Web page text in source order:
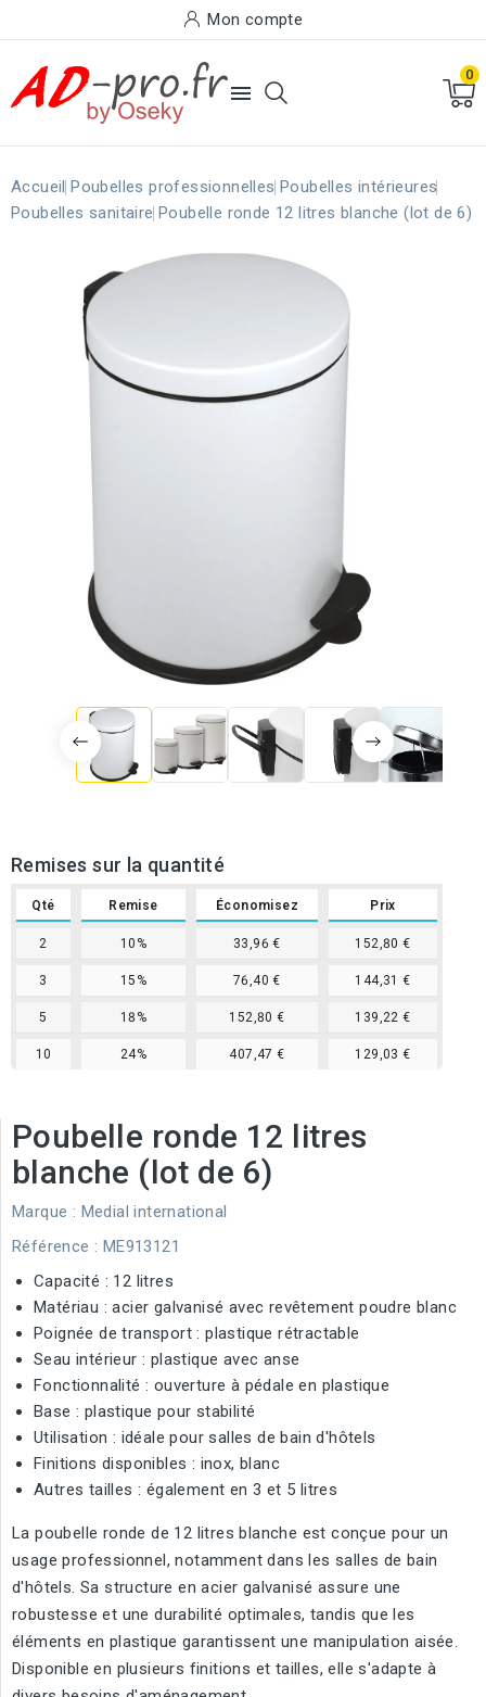
Mon compte

0
Accueil Poubelles professionnelles Poubelles intérieures
Poubelles sanitaire Poubelle ronde 12 litres blanche (lot de 6)
Remises sur la quantité
Qté Remise Économisez Prix
2 10% 33,96 € 152,80 €
3 15% 76,40 € 144,31 €
5 18% 152,80 € 139,22 €
10 24% 407,47 € 129,03 €
Poubelle ronde 12 litres
blanche (lot de 6)
Marque : Medial international
Référence : ME913121
Capacité : 12 litres
Matériau : acier galvanisé avec revêtement poudre blanc
Poignée de transport : plastique rétractable
Seau intérieur : plastique avec anse
Fonctionnalité : ouverture à pédale en plastique
Base : plastique pour stabilité
Utilisation : idéale pour salles de bain d'hôtels
Finitions disponibles : inox, blanc
Autres tailles : également en 3 et 5 litres
La poubelle ronde de 12 litres blanche est conçue pour un
usage professionnel, notamment dans les salles de bain
d'hôtels. Sa structure en acier galvanisé assure une
robustesse et une durabilité optimales, tandis que les
éléments en plastique garantissent une manipulation aisée.
Disponible en plusieurs finitions et tailles, elle s'adapte à